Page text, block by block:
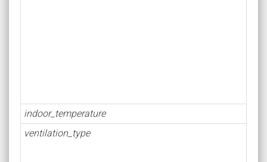
indoor_temperature
ventilation_type